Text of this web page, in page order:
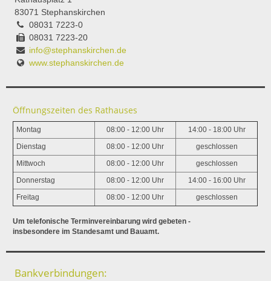
83071 Stephanskirchen
08031 7223-0
08031 7223-20
info@stephanskirchen.de
www.stephanskirchen.de
Öffnungszeiten des Rathauses
Montag 08:00 - 12:00 Uhr 14:00 - 18:00 Uhr
Dienstag 08:00 - 12:00 Uhr geschlossen
Mittwoch 08:00 - 12:00 Uhr geschlossen
Donnerstag 08:00 - 12:00 Uhr 14:00 - 16:00 Uhr
Freitag 08:00 - 12:00 Uhr geschlossen
Um telefonische Terminvereinbarung wird gebeten -
insbesondere im Standesamt und Bauamt.
Bankverbindungen: